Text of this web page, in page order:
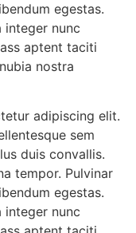
egestas.
integer nunc
aptent taciti
nostra
adipiscing elit.
sem
duis convallis.
tempor. Pulvinar
egestas.
integer nunc